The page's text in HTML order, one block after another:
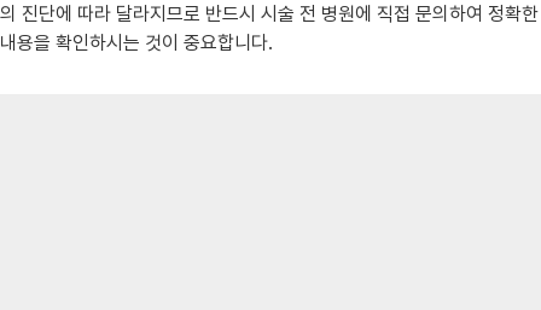
의 진단에 따라 달라지므로 반드시 시술 전 병원에 직접 문의하여 정확한
내용을 확인하시는 것이 중요합니다.